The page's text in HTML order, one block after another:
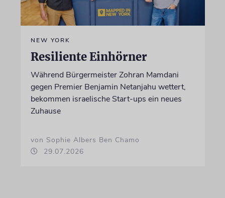
NEW YORK
Resiliente Einhörner
Während Bürgermeister Zohran Mamdani
gegen Premier Benjamin Netanjahu wettert,
bekommen israelische Start-ups ein neues
Zuhause
von Sophie Albers Ben Chamo
29.07.2026